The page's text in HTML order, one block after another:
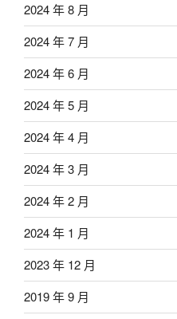
2024 年 8 月
2024 年 7 月
2024 年 6 月
2024 年 5 月
2024 年 4 月
2024 年 3 月
2024 年 2 月
2024 年 1 月
2023 年 12 月
2019 年 9 月